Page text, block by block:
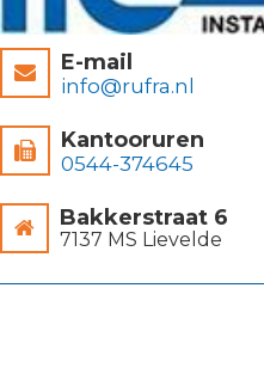
E-mail
info@rufra.nl
Kantooruren
0544-374645
Bakkerstraat 6
7137 MS Lievelde